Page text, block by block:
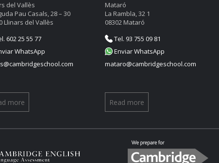
del Vallès
Pau Casals, 28 – 30
Llinars del Vallès
602 25 55 77
WhatsApp
more
Mataró
La Rambla, 32 1
08302 Mataró
Tel. 93 755 09 81
Enviar WhatsApp
mataro@cambridgeschool.com
Read more